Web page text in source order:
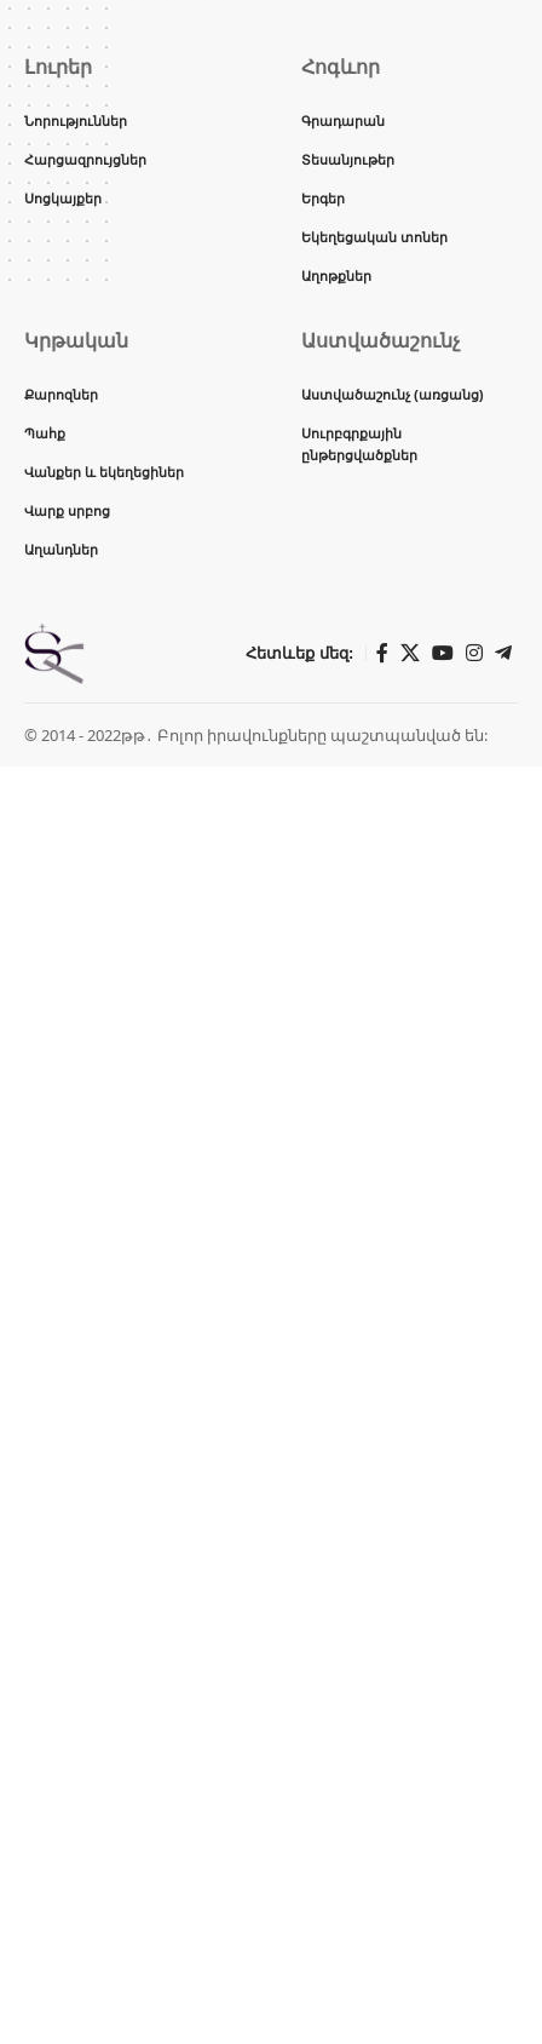
Լուրեր
Նորություններ
Հարցազրույցներ
Սոցկայքեր
Հոգևոր
Գրադարան
Տեսանյութեր
Երգեր
Եկեղեցական տոներ
Աղոթքներ
Կրթական
Քարոզներ
Պահք
Վանքեր և եկեղեցիներ
Վարք սրբոց
Աղանդներ
Աստվածաշունչ
Աստվածաշունչ (առցանց)
Սուրբգրքային
ընթերցվածքներ
Հետևեք մեզ:
© 2014 - 2022թթ․ Բոլոր իրավունքները պաշտպանված են: